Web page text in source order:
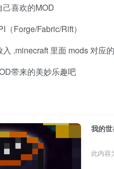
己喜欢的MOD
Forge/Fabric/Rift）
.minecraft 里面 mods 对应
带来的美妙乐趣吧
我的
此内容